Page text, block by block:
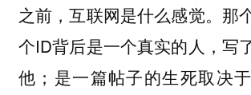
之前，互联网是什么感觉。那
个ID背后是一个真实的人，写
他；是一篇帖子的生死取决